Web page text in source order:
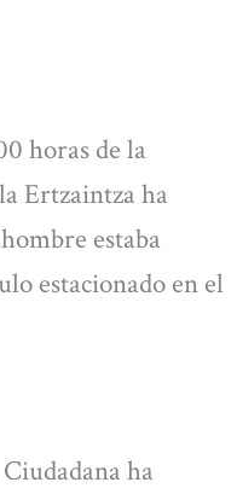
horas de la
Ertzaintza ha
estaba
estacionado en el
ha